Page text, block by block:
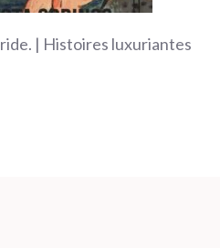
| Histoires luxuriantes